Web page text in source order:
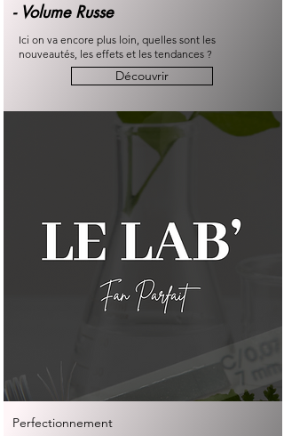
- Volume Russe
Ici on va encore plus loin, quelles sont les
nouveautés, les effets et les tendances ?
Découvrir
Perfectionnement